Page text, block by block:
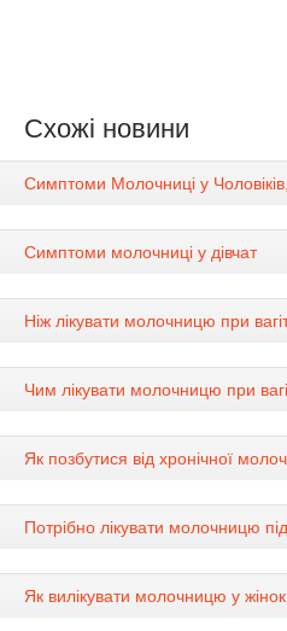
Схожі новини
Симптоми Молочниці у
Симптоми молочниці у дівчат
Ніж лікувати молочницю при
Чим лікувати молочницю при
Як позбутися від хронічної
Потрібно лікувати молочницю під
Як вилікувати молочницю у жінок